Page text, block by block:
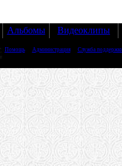
Альбомы Видеоклипы
Помощь Администрация
Служба